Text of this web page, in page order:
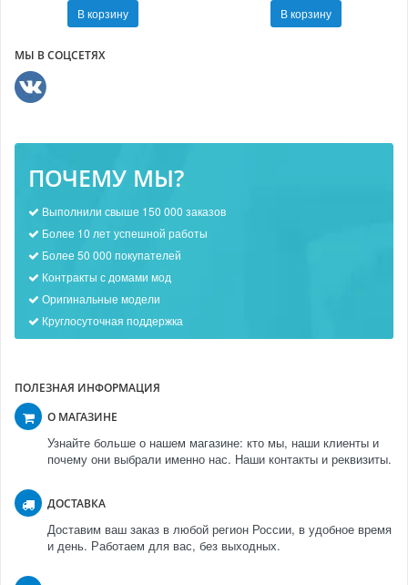
В корзину
В корзину
МЫ В СОЦСЕТЯХ
ПОЧЕМУ МЫ?
Выполнили свыше 150 000 заказов
Более 10 лет успешной работы
Более 50 000 покупателей
Контракты с домами мод
Оригинальные модели
Круглосуточная поддержка
ПОЛЕЗНАЯ ИНФОРМАЦИЯ
О МАГАЗИНЕ
Узнайте больше о нашем магазине: кто мы, наши клиенты и
почему они выбрали именно нас. Наши контакты и реквизиты.
ДОСТАВКА
Доставим ваш заказ в любой регион России, в удобное время
и день. Работаем для вас, без выходных.